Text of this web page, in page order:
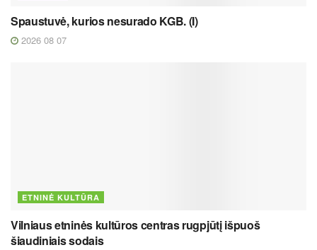
Spaustuvė, kurios nesurado KGB. (I)
2026 08 07
ETNINĖ KULTŪRA
Vilniaus etninės kultūros centras rugpjūtį išpuoš
šiaudiniais sodais